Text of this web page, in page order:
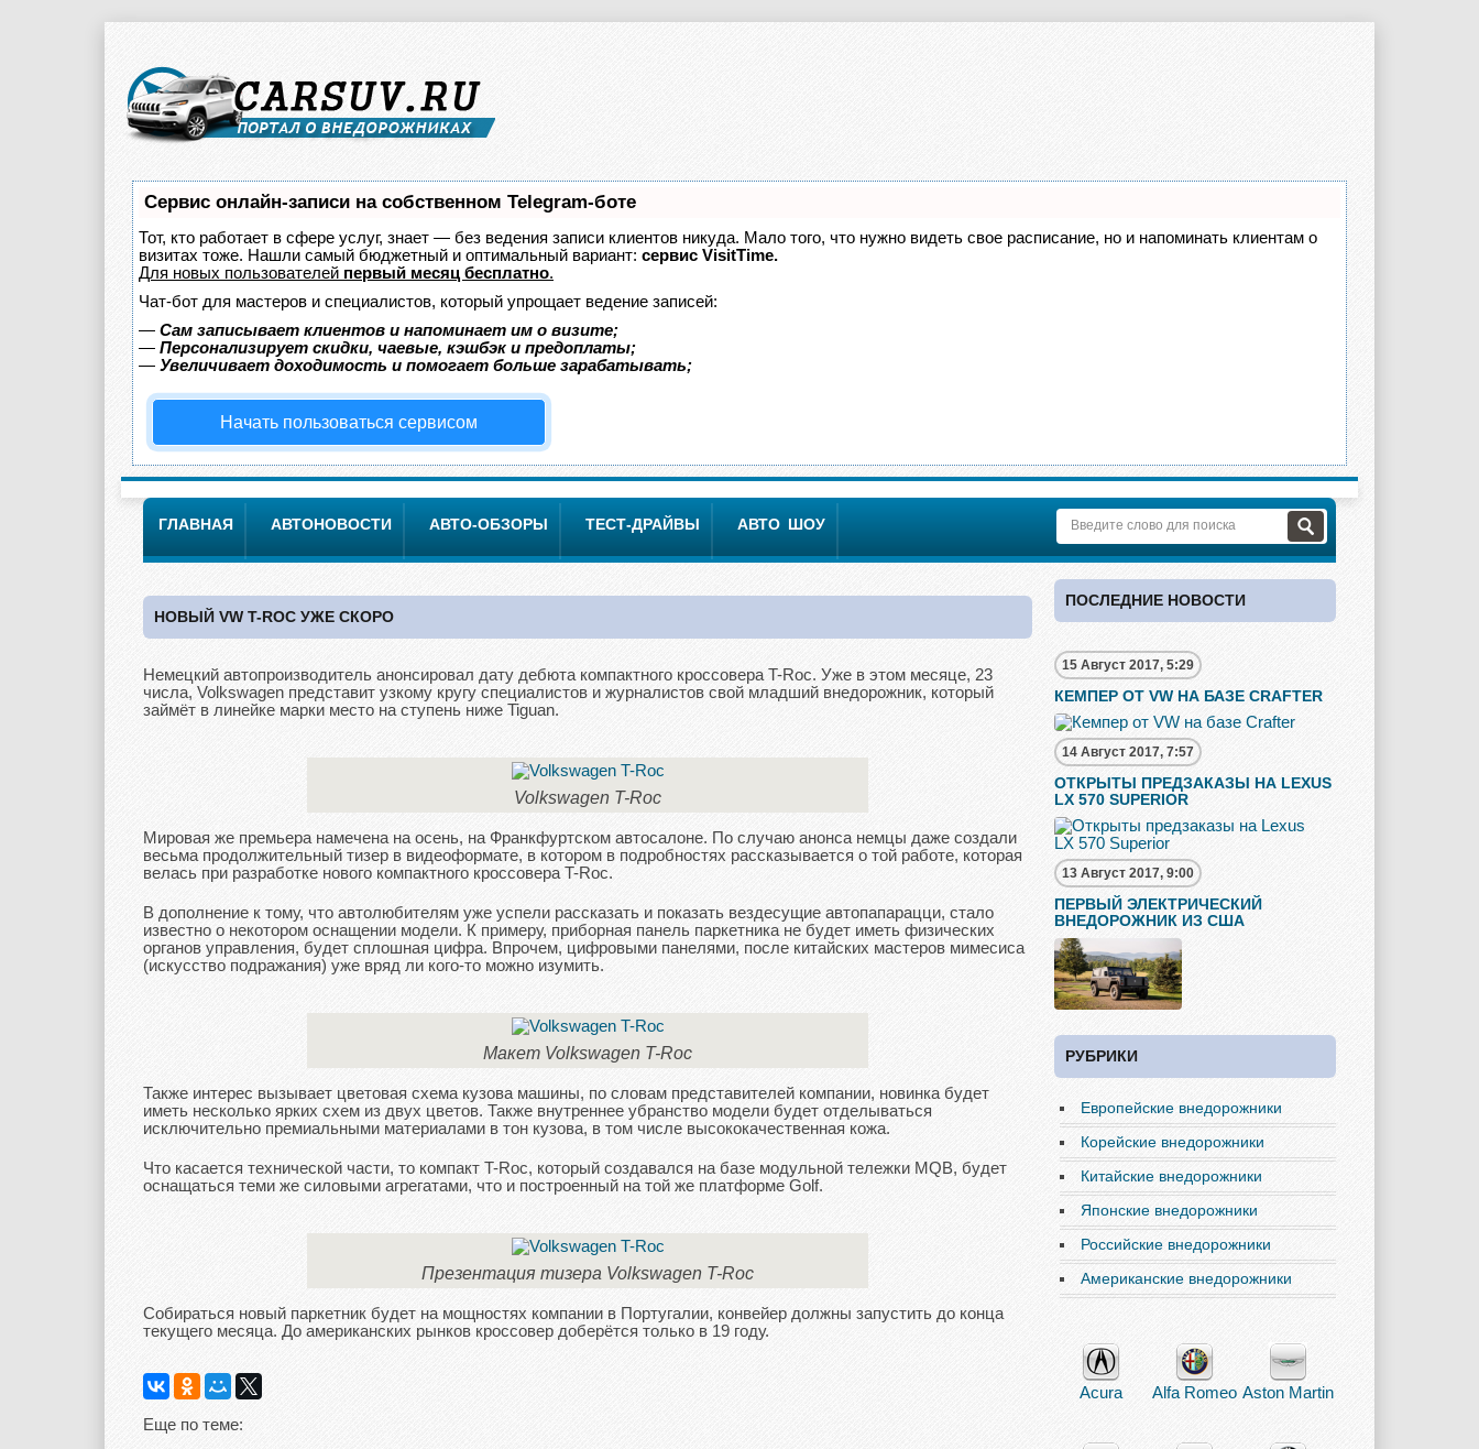
Сервис онлайн-записи на собственном Telegram-боте
Тот, кто работает в сфере услуг, знает — без ведения записи клиентов никуда. Мало того, что нужно видеть свое расписание, но и напоминать клиентам о
визитах тоже. Нашли самый бюджетный и оптимальный вариант: сервис VisitTime.
Для новых пользователей первый месяц бесплатно.
Чат-бот для мастеров и специалистов, который упрощает ведение записей:
— Сам записывает клиентов и напоминает им о визите;
— Персонализирует скидки, чаевые, кэшбэк и предоплаты;
— Увеличивает доходимость и помогает больше зарабатывать;
Начать пользоваться сервисом
ГЛАВНАЯ АВТОНОВОСТИ АВТО-ОБЗОРЫ ТЕСТ-ДРАЙВЫ АВТО ШОУ
НОВЫЙ VW T-ROC УЖЕ СКОРО
Немецкий автопроизводитель анонсировал дату дебюта компактного кроссовера T-Roc. Уже в этом месяце, 23
числа, Volkswagen представит узкому кругу специалистов и журналистов свой младший внедорожник, который
займёт в линейке марки место на ступень ниже Tiguan.
Volkswagen T-Roc
Мировая же премьера намечена на осень, на Франкфуртском автосалоне. По случаю анонса немцы даже создали
весьма продолжительный тизер в видеоформате, в котором в подробностях рассказывается о той работе, которая
велась при разработке нового компактного кроссовера T-Roc.
В дополнение к тому, что автолюбителям уже успели рассказать и показать вездесущие автопапарацци, стало
известно о некотором оснащении модели. К примеру, приборная панель паркетника не будет иметь физических
органов управления, будет сплошная цифра. Впрочем, цифровыми панелями, после китайских мастеров мимесиса
(искусство подражания) уже вряд ли кого-то можно изумить.
Макет Volkswagen T-Roc
Также интерес вызывает цветовая схема кузова машины, по словам представителей компании, новинка будет
иметь несколько ярких схем из двух цветов. Также внутреннее убранство модели будет отделываться
исключительно премиальными материалами в тон кузова, в том числе высококачественная кожа.
Что касается технической части, то компакт T-Roc, который создавался на базе модульной тележки MQB, будет
оснащаться теми же силовыми агрегатами, что и построенный на той же платформе Golf.
Презентация тизера Volkswagen T-Roc
Собираться новый паркетник будет на мощностях компании в Португалии, конвейер должны запустить до конца
текущего месяца. До американских рынков кроссовер доберётся только в 19 году.
Еще по теме:
ПОСЛЕДНИЕ НОВОСТИ
15 Август 2017, 5:29
КЕМПЕР ОТ VW НА БАЗЕ CRAFTER
14 Август 2017, 7:57
ОТКРЫТЫ ПРЕДЗАКАЗЫ НА LEXUS
LX 570 SUPERIOR
13 Август 2017, 9:00
ПЕРВЫЙ ЭЛЕКТРИЧЕСКИЙ
ВНЕДОРОЖНИК ИЗ США
РУБРИКИ
Европейские внедорожники
Корейские внедорожники
Китайские внедорожники
Японские внедорожники
Российские внедорожники
Американские внедорожники
Acura Alfa Romeo Aston Martin